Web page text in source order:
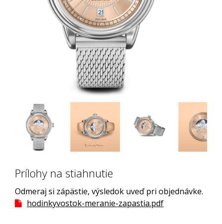
Prílohy na stiahnutie
Odmeraj si zápästie, výsledok uveď pri objednávke.
hodinkyvostok-meranie-zapastia.pdf